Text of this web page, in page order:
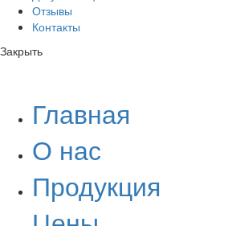
Отзывы
Контакты
Закрыть
Главная
О нас
Продукция